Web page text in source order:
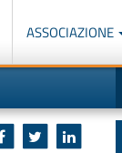
ASSOCIAZIONE